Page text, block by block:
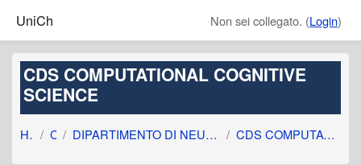
UniCh Non sei collegato. (Login)
CDS COMPUTATIONAL COGNITIVE
SCIENCE
Home Corsi DIPARTIMENTO DI NEUROSCIENZE, IMAGING E SCIENZE CL... CDS COMPUTATIONAL COGNITIVE SCIENCE